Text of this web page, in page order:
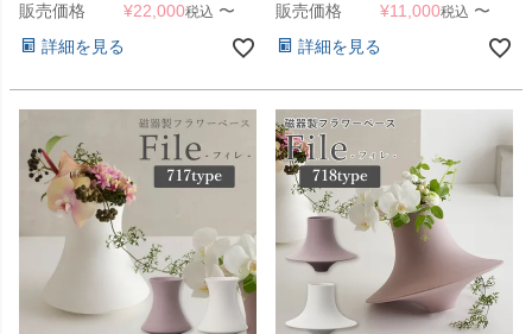
フォーシリンダー） 」
販売価格 ¥22,000税込 〜
詳細を見る
花瓶
販売価格 ¥11,000税込 〜
詳細を見る